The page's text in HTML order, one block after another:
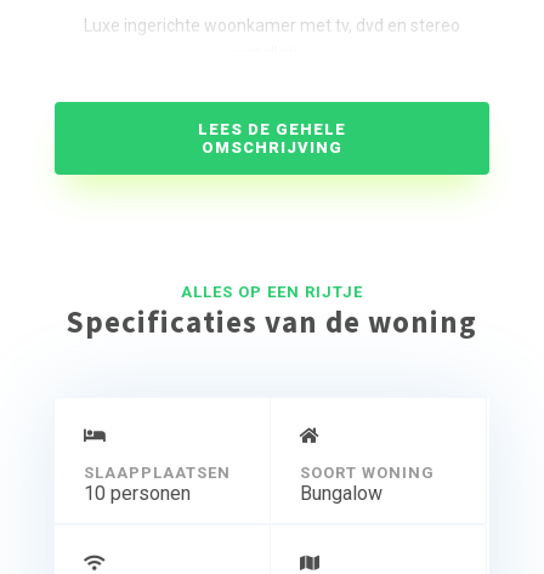
Luxe ingerichte woonkamer met tv, dvd en stereo
vaatwasser
Vier slaapkamers
LEES DE GEHELE
OMSCHRIJVING
ALLES OP EEN RIJTJE
Specificaties van de woning
SLAAPPLAATSEN
10 personen
SOORT WONING
Bungalow